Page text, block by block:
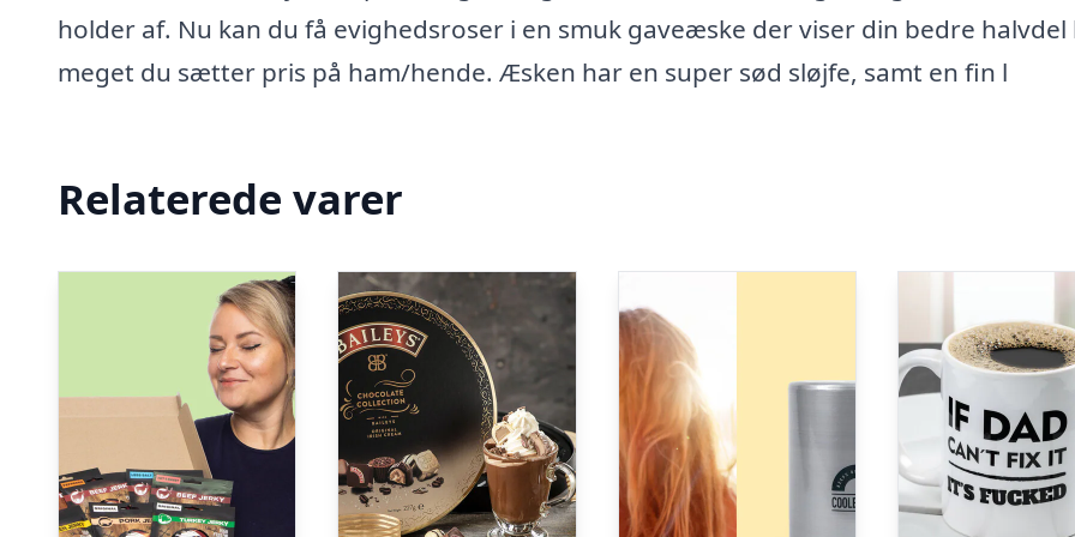
holder af. Nu kan du få evighedsroser i en smuk gaveæske der viser din bedre
meget du sætter pris på ham/hende. Æsken har en super sød sløjfe, samt en fin l
Relaterede varer